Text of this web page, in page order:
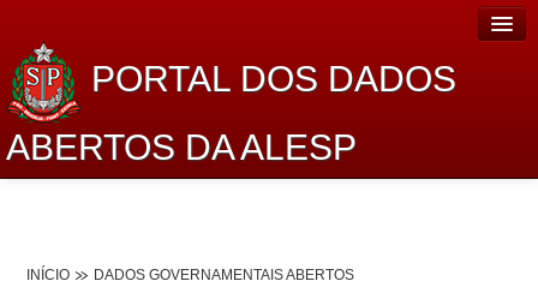
PORTAL DOS DADOS
ABERTOS DA ALESP
INÍCIO DADOS GOVERNAMENTAIS ABERTOS